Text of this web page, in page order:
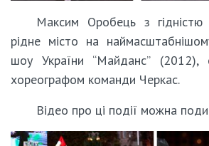
Максим Оробець з гідністю
рідне місто на
шоу України “Майданс” (2012),
хореографом команди Черкас.
Відео про ці події можна